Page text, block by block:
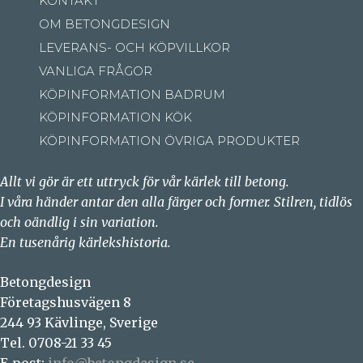
OM BETONGDESIGN
LEVERANS- OCH KÖPVILLKOR
VANLIGA FRÅGOR
KÖPINFORMATION BADRUM
KÖPINFORMATION KÖK
KÖPINFORMATION ÖVRIGA PRODUKTER
Allt vi gör är ett uttryck för vår kärlek till betong.
I våra händer antar den alla färger och former. Stilren, tidlös
och oändlig i sin variation.
En tusenårig kärlekshistoria.
Betongdesign
Företagshusvägen 8
244 93 Kävlinge, Sverige
Tel. 0708-21 33 45